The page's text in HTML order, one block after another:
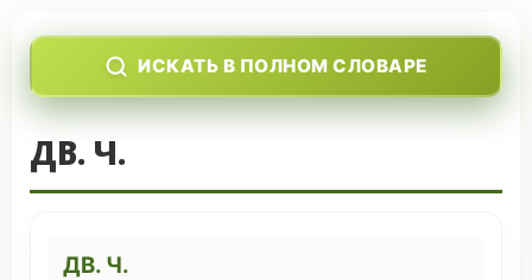
ИСКАТЬ В ПОЛНОМ СЛОВАРЕ
ДВ. Ч.
ДВ. Ч.